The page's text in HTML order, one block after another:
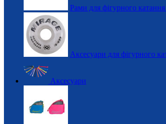
Рами для фігурного
Аксесуари для фігурного
Аксесуари